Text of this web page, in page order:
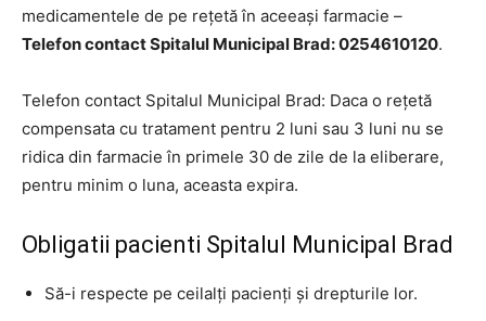
medicamentele de pe rețetă în aceeași farmacie –
Telefon contact Spitalul Municipal Brad: 0254610120.
Telefon contact Spitalul Municipal Brad: Daca o rețetă
compensata cu tratament pentru 2 luni sau 3 luni nu se
ridica din farmacie în primele 30 de zile de la eliberare,
pentru minim o luna, aceasta expira.
Obligatii pacienti Spitalul Municipal Brad
Să-i respecte pe ceilalţi pacienţi şi drepturile lor.